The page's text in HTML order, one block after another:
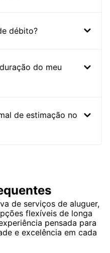
débito?
do meu
de estimação no
de serviços de aluguer,
flexíveis de longa
pensada para
e excelência em cada